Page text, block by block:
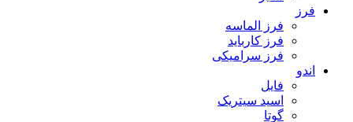
فرز
فرز الماسه
فرز کارباید
فرز سرامیکی
اندو
فایل
اسید سیتریک
گوتا